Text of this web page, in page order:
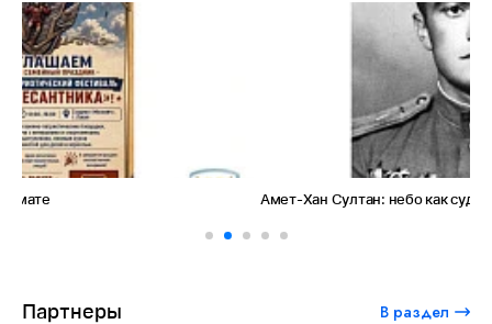
Амет-Хан Султан: небо как судьба
Партнеры В раздел